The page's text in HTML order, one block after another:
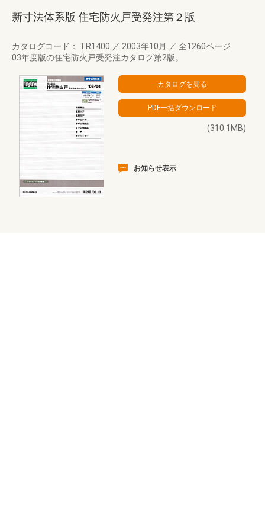
新寸法体系版 住宅防火戸受発注第２版
カタログコード： TR1400 ／ 2003年10月 ／ 全1260ページ
03年度版の住宅防火戸受発注カタログ第2版。
(310.1MB)
お知らせ表示